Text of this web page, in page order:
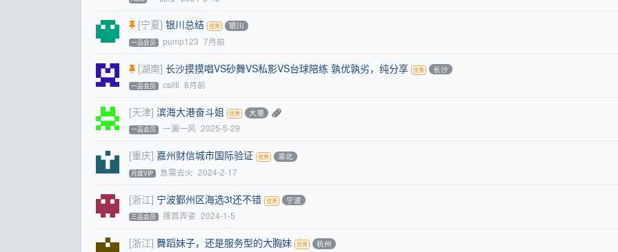
[宁夏] 银川总结 银川
一品会员 pump123 7月前
[湖南] 长沙摸摸唱VS砂舞VS私影VS台球陪练 孰优孰劣，纯分享 长沙
一品会员 cslltl 8月前
[天津] 滨海大港奋斗姐 大港
一品会员 一漏一风 2025-5-29
[重庆] 嘉州财信城市国际验证 渝北
月度VIP 急需去火 2024-2-17
[浙江] 宁波鄞州区海选3t还不错 宁波
三品会员 搔首弄姿 2024-1-5
[浙江] 舞蹈妹子，还是服务型的大胸妹 杭州